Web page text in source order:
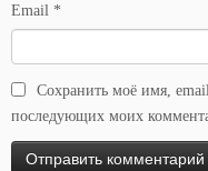
Email *
Сохранить моё имя,
последующих моих